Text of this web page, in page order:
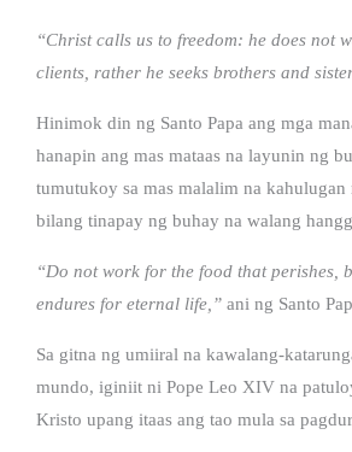
“Christ calls us to freedom: he does not
clients, rather he seeks brothers and
Hinimok din ng Santo Papa ang mga
hanapin ang mas mataas na layunin ng
tumutukoy sa mas malalim na kahulugan
bilang tinapay ng buhay na walang
“Do not work for the food that perishes,
endures for eternal life,” ani ng Santo
Sa gitna ng umiiral na kawalang-
mundo, iginiit ni Pope Leo XIV na
Kristo upang itaas ang tao mula sa